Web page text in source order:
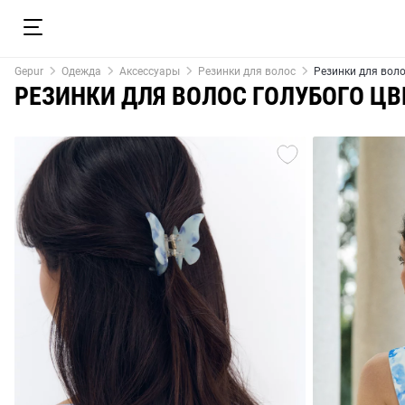
Gepur Одежда Аксессуары Резинки для волос Резинки для
РЕЗИНКИ ДЛЯ ВОЛОС ГОЛУБОГО